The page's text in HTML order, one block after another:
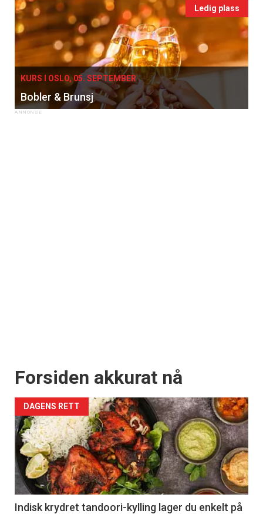
Ledig plass
KURS I OSLO, 05. SEPTEMBER
Bobler & Brunsj
Forsiden akkurat nå
DAGENS RETT
Indisk krydret tandoori-kylling lager du enkelt på